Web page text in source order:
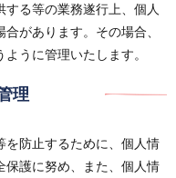
る等の業務遂行上、個人
があります。その場合、
うに管理いたします。
理
を防止するために、個人情
保護に努め、また、個人情